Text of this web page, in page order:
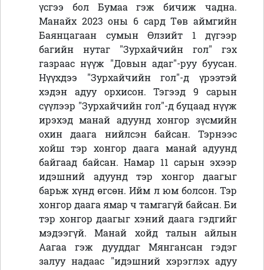
үсгээ бол Бумаа гэж бичиж чадна.
Манайх 2023 оны 6 сард Төв аймгийн
Баянцагаан сумын Өлзийт 1 дүгээр
багийн нутаг "Зурхайчийн гол" гэх
газраас нүүж "Довын адаг"-руу буусан.
Нүүхдээ "Зурхайчийн гол"-д үрээтэй
хэдэн адуу орхисон. Тэгээд 9 сарын
сүүлээр "Зурхайчийн гол"-д буцаад нүүж
ирэхэд манай адуунд хонгор зүсмийн
охин даага нийлсэн байсан. Тэрнээс
хойш тэр хонгор даага манай адуунд
байгаад байсан. Намар 11 сарын эхээр
идэшний адуунд тэр хонгор даагыг
барьж хүнд өгсөн. Ийм л юм болсон. Тэр
хонгор даага ямар ч тамгагүй байсан. Би
тэр хонгор даагыг хэний даага гэдгийг
мэдээгүй. Манай хойд талын айлын
Аагаа гэж дууддаг Мянгансан гэдэг
залуу надаас "идэшний хэрэглэх адуу